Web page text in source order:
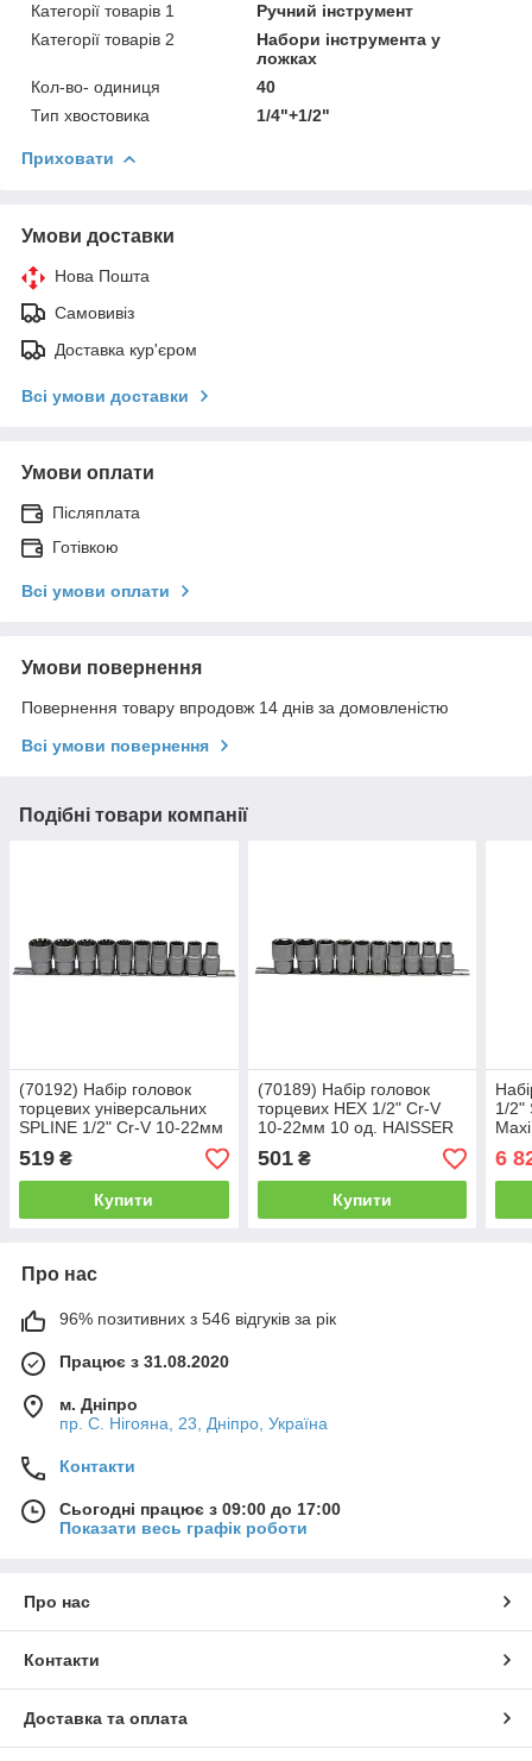
Категорії товарів 1
Ручний інструмент
Категорії товарів 2
Набори інструмента у
ложках
Кол-во- одиниця
40
Тип хвостовика
1/4"+1/2"
Приховати
Умови доставки
Нова Пошта
Самовивіз
Доставка кур'єром
Всі умови доставки
Умови оплати
Післяплата
Готівкою
Всі умови оплати
Умови повернення
Повернення товару впродовж 14 днів за домовленістю
Всі умови повернення
Подібні товари компанії
(70192) Набір головок
торцевих універсальних
SPLINE 1/2" Cr-V 10-22мм
10 од. HAISSER
519 ₴
Купити
(70189) Набір головок
торцевих HEX 1/2" Cr-V
10-22мм 10 од. HAISSER
501₴
Купити
1/2"
26
6
Про нас
96% позитивних з 546 відгуків за рік
Працює з 31.08.2020
м. Дніпро
пр. С. Нігояна, 23, Дніпро, Україна
Контакти
Сьогодні працює з 09:00 до 17:00
Показати весь графік роботи
Про нас
Контакти
Доставка та оплата